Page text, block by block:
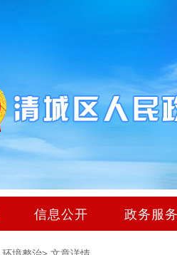
信息公开 政务服